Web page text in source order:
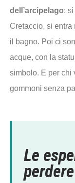
dell’arcipelago:
Cretaccio, si entra
il bagno. Poi ci
acque, con la
simbolo. E per chi
gommoni senza
Le